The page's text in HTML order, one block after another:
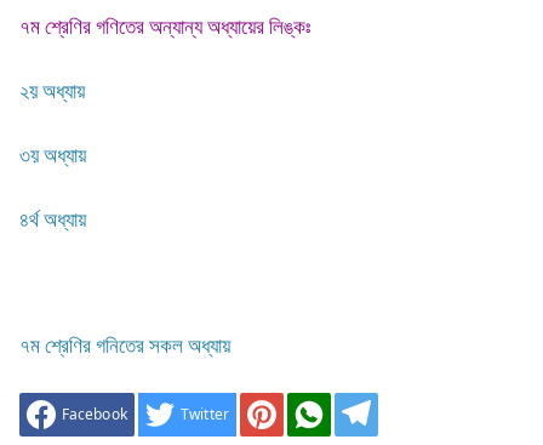
৭ম শ্রেণির গণিতের অন্যান্য অধ্যায়ের লিঙ্কঃ
২য় অধ্যায়
৩য় অধ্যায়
৪র্থ অধ্যায়
৭ম শ্রেণির গনিতের সকল অধ্যায়
Facebook Twitter